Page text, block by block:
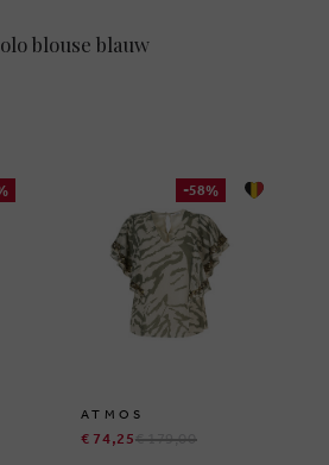
blouse blauw
-58%
ATMOS
€ 74,25€ 179,00